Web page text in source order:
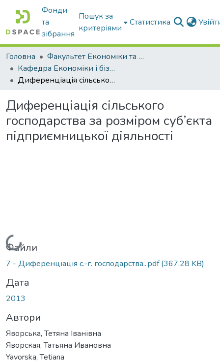
Фонди
та
зібрання
Пошук за
критеріями
Статистика
Головна
Факультет Економіки та бізнесу
Кафедра Економіки і бізнесу
Диференціація сільського господарства за розміром суб’єкта підприємницької діяльності
Диференціація сільського
господарства за розміром суб’єкта
підприємницької діяльності
Вантажиться...
Файли
7 - Диференціація с.-г. господарства...pdf(367.28 KB)
Дата
2013
Автори
Яворська, Тетяна Іванівна
Яворская, Татьяна Ивановна
Yavorska, Tetiana